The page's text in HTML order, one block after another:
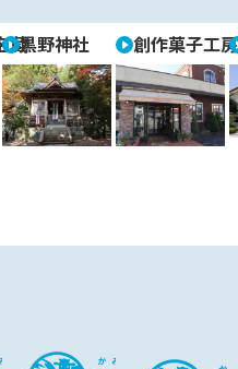
xt
蔵黒野神社 創作菓子工